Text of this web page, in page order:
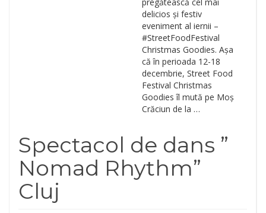
delicios și festiv
eveniment al iernii –
#StreetFoodFestival
Christmas Goodies. Așa
că în perioada 12-18
decembrie, Street Food
Festival Christmas
Goodies îl mută pe Moș
Crăciun de la …
Spectacol de dans ”
Nomad Rhythm”
Cluj